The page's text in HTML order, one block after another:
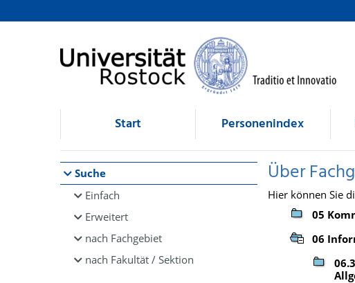
Browsen
direkt zum Inhalt
Start Personenindex
Suche
Einfach
Erweitert
nach Fachgebiet
nach Fakultät / Sektion
Über
Hier können Sie
05
06